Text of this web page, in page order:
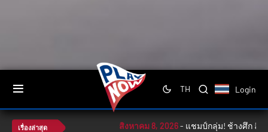
TH Login
เรื่องล่าสุด สิงหาคม 8, 2026-แชมป์กลุ่ม! ช้างศึก ลิ่วตั